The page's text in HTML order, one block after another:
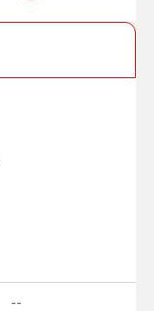
carrinho
INOX
--